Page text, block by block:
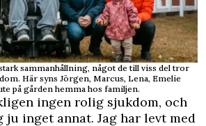
sammanhållning, något de till viss del tror
Här syns Jörgen, Marcus, Lena, Emelie
på gården hemma hos familjen.
ingen rolig sjukdom, och
ju inget annat. Jag har levt med